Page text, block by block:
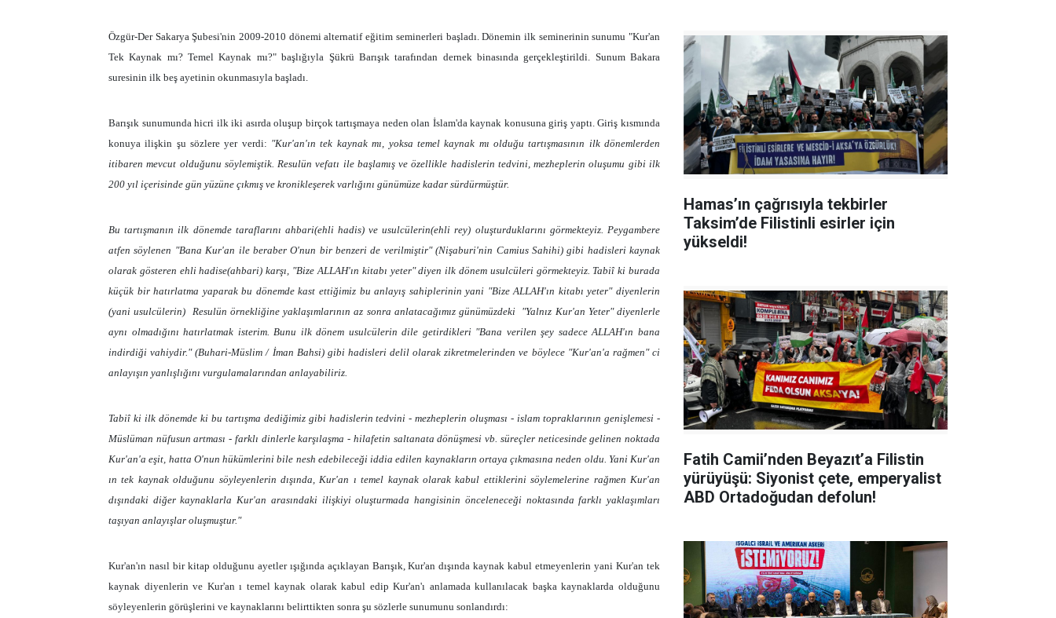
Özgür-Der Sakarya Şubesi'nin 2009-2010 dönemi alternatif eğitim seminerleri başladı. Dönemin ilk seminerinin sunumu "Kur'an
Tek Kaynak mı? Temel Kaynak mı?" başlığıyla Şükrü Barışık tarafından dernek binasında gerçekleştirildi. Sunum Bakara
suresinin ilk beş ayetinin okunmasıyla başladı.
Barışık sunumunda hicri ilk iki asırda oluşup birçok tartışmaya neden olan İslam'da kaynak konusuna giriş yaptı. Giriş kısmında
konuya ilişkin şu sözlere yer verdi: "Kur'an'ın tek kaynak mı, yoksa temel kaynak mı olduğu tartışmasının ilk dönemlerden
itibaren mevcut olduğunu söylemiştik. Resulün vefatı ile başlamış ve özellikle hadislerin tedvini, mezheplerin oluşumu gibi ilk
200 yıl içerisinde gün yüzüne çıkmış ve kronikleşerek varlığını günümüze kadar sürdürmüştür.
Bu tartışmanın ilk dönemde taraflarını ahbari(ehli hadis) ve usulcülerin(ehli rey) oluşturduklarını görmekteyiz. Peygambere
atfen söylenen "Bana Kur'an ile beraber O'nun bir benzeri de verilmiştir" (Nişaburi'nin Camius Sahihi) gibi hadisleri kaynak
olarak gösteren ehli hadise(ahbari) karşı, "Bize ALLAH'ın kitabı yeter" diyen ilk dönem usulcüleri görmekteyiz. Tabiî ki burada
küçük bir hatırlatma yaparak bu dönemde kast ettiğimiz bu anlayış sahiplerinin yani "Bize ALLAH'ın kitabı yeter" diyenlerin
(yani usulcülerin)
Resulün örnekliğine yaklaşımlarının az sonra anlatacağımız günümüzdeki
"Yalnız Kur'an Yeter" diyenlerle
aynı olmadığını hatırlatmak isterim. Bunu ilk dönem usulcülerin dile getirdikleri "Bana verilen şey sadece ALLAH'ın bana
indirdiği vahiydir." (Buhari-Müslim / İman Bahsi) gibi hadisleri delil olarak zikretmelerinden ve böylece "Kur'an'a rağmen" ci
anlayışın yanlışlığını vurgulamalarından anlayabiliriz.
Tabiî ki ilk dönemde ki bu tartışma dediğimiz gibi hadislerin tedvini - mezheplerin oluşması - islam topraklarının genişlemesi -
Müslüman nüfusun artması - farklı dinlerle karşılaşma - hilafetin saltanata dönüşmesi vb. süreçler neticesinde gelinen noktada
Kur'an'a eşit, hatta O'nun hükümlerini bile nesh edebileceği iddia edilen kaynakların ortaya çıkmasına neden oldu. Yani Kur'an
ın tek kaynak olduğunu söyleyenlerin dışında, Kur'an ı temel kaynak olarak kabul ettiklerini söylemelerine rağmen Kur'an
dışındaki diğer kaynaklarla Kur'an arasındaki ilişkiyi oluşturmada hangisinin önceleneceği noktasında farklı yaklaşımları
taşıyan anlayışlar oluşmuştur."
Kur'an'ın nasıl bir kitap olduğunu ayetler ışığında açıklayan Barışık, Kur'an dışında kaynak kabul etmeyenlerin yani Kur'an tek
kaynak diyenlerin ve Kur'an ı temel kaynak olarak kabul edip Kur'an'ı anlamada kullanılacak başka kaynaklarda olduğunu
söyleyenlerin görüşlerini ve kaynaklarını belirttikten sonra şu sözlerle sunumunu sonlandırdı:
Hamas’ın çağrısıyla tekbirler
Taksim’de Filistinli esirler için
yükseldi!
Fatih Camii’nden Beyazıt’a Filistin
yürüyüşü: Siyonist çete, emperyalist
ABD Ortadoğudan defolun!